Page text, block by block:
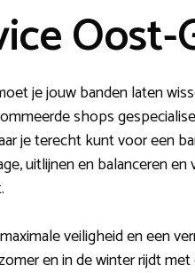
je jouw banden laten
shops
je terecht kunt voor een
uitlijnen en balanceren
veiligheid en een
en in de winter rijdt